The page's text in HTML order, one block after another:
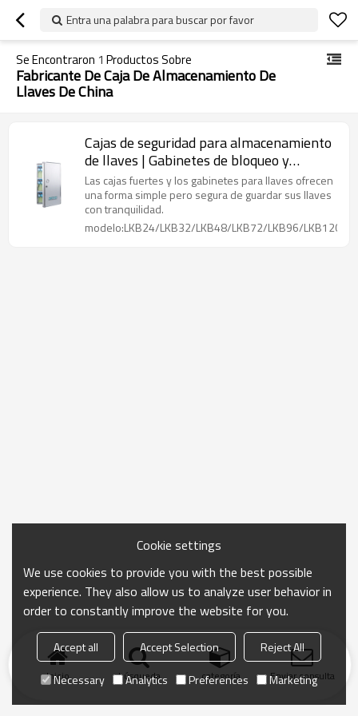
Entra una palabra para buscar por favor
Se Encontraron 1 Productos Sobre
Fabricante De Caja De Almacenamiento De
Llaves De China
Cajas de seguridad para almacenamiento
de llaves | Gabinetes de bloqueo y
etiquetado de almacenamiento de
aluminio | Fabricación de cerraduras Lita
Las cajas fuertes y los gabinetes para llaves ofrecen
una forma simple pero segura de guardar sus llaves
con tranquilidad.
modelo:LKB24/LKB32/LKB48/LKB72/LKB96/LKB120/
Inicio búsqueda categoría Enviar consulta
Cookie settings
We use cookies to provide you with the best possible
experience. They also allow us to analyze user behavior in
order to constantly improve the website for you.
Accept all Accept Selection
Reject All
Necessary
Analytics Preferences Marketing